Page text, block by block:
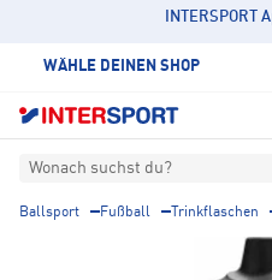
INTERSPORT
WÄHLE DEINEN SHOP
Wonach suchst du?
Ballsport Fußball Trinkflaschen